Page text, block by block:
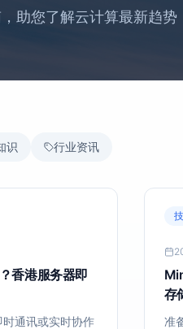
助您了解云计算最新趋势
识 行业资讯
香港服务器即
通讯或实时协作
存
准